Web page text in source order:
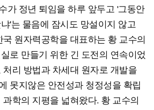
가 정년 퇴임을 하루 앞두고 '그동안
'는 물음에 잠시도 망설이지 않고
원자력공학을 대표하는 황 교수의
로 만들기 위한 긴 도전의 연속이었
처리 방법과 차세대 원자로 개발을
못지않은 안전성과 청정성을 확립
학의 지평을 넓혀왔다. 황 교수의